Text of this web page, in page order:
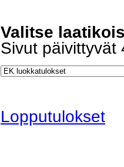
Valitse
Sivut päivittyvät
Lopputulokset